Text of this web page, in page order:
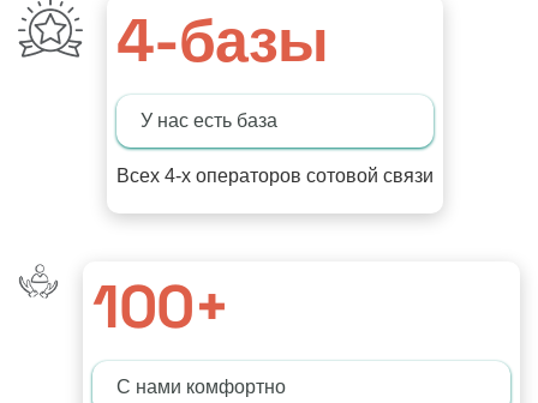
4-базы
У нас есть база
Всех 4-х операторов сотовой связи
100+
С нами комфортно